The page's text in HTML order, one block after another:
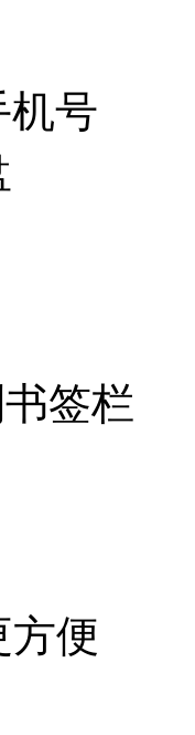
机号
签栏
方便